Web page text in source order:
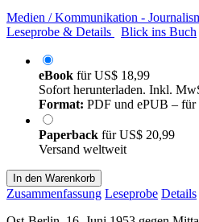
Medien / Kommunikation -
Leseprobe & Details
Blick ins Buch
eBook fürUS$ 18,99
Sofort herunterladen. Inkl.
Format: PDF und ePUB – für
Paperback fürUS$ 20,99
Versand weltweit
In den Warenkorb
Zusammenfassung Leseprobe Details